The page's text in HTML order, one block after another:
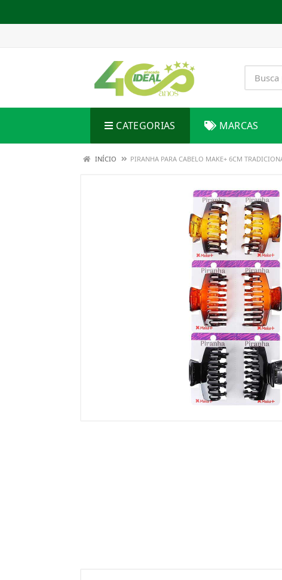
CATEGORIAS MARCAS
INÍCIO PIRANHA PARA CABELO MAKE+ 6CM